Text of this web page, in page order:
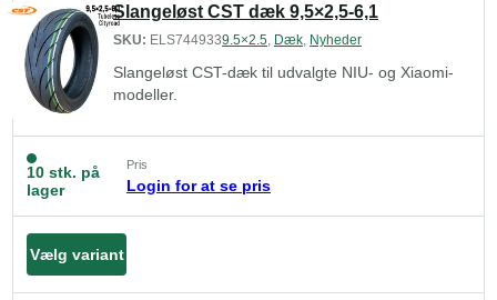
Slangeløst CST dæk 9,5×2,5-6,1
SKU: ELS7449339.5×2.5, Dæk, Nyheder
Slangeløst CST-dæk til udvalgte NIU- og Xiaomi-
modeller.
10 stk. på
lager
Pris
Login for at se pris
Vælg variant